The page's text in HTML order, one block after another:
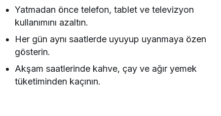
Yatmadan önce telefon, tablet ve televizyon
kullanımını azaltın.
Her gün aynı saatlerde uyuyup uyanmaya özen
gösterin.
Akşam saatlerinde kahve, çay ve ağır yemek
tüketiminden kaçının.